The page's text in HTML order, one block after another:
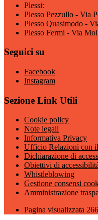
Plessi:
Plesso Pezzullo - Via
Plesso Quasimodo -
Plesso Fermi - Via
Seguici su
Facebook
Instagram
Sezione Link Utili
Cookie policy
Note legali
Informativa Privacy
Ufficio Relazioni con
Dichiarazione di
Obiettivi di
Whistleblowing
Gestione consensi
Amministrazione
Pagina visualizzata